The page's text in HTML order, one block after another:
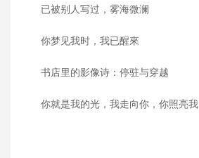
已被别人写过，雾海微澜
你梦见我时，我已醒來
书店里的影像诗：停驻与穿越
你就是我的光，我走向你，你照亮我